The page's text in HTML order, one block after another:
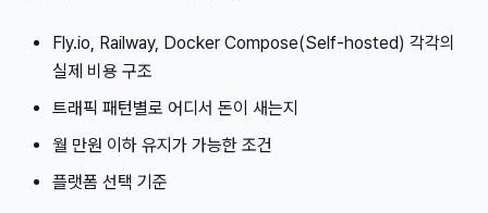
Fly.io, Railway, Docker Compose(Self-hosted) 각각의
실제 비용 구조
트래픽 패턴별로 어디서 돈이 새는지
월 만원 이하 유지가 가능한 조건
플랫폼 선택 기준